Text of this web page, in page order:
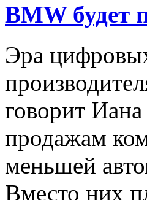
BMW будет
Эра
говорит
продажам
меньшей
Вместо них